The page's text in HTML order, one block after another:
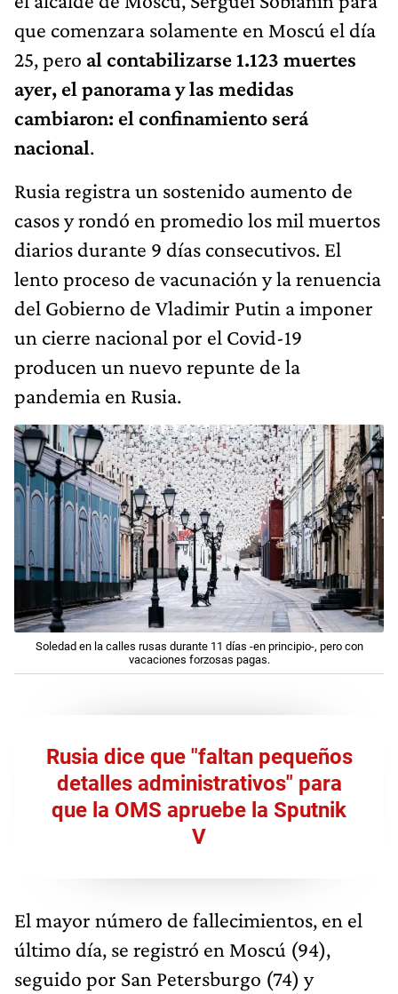
que comenzara solamente en Moscú el día
25, pero al contabilizarse 1.123 muertes
ayer, el panorama y las medidas
cambiaron: el confinamiento será
nacional.
Rusia registra un sostenido aumento de
casos y rondó en promedio los mil muertos
diarios durante 9 días consecutivos. El
lento proceso de vacunación y la renuencia
del Gobierno de Vladimir Putin a imponer
un cierre nacional por el Covid-19
producen un nuevo repunte de la
pandemia en Rusia.
Soledad en la calles rusas durante 11 días -en principio-, pero con
vacaciones forzosas pagas.
Rusia dice que "faltan pequeños
detalles administrativos" para
que la OMS apruebe la Sputnik
V
El mayor número de fallecimientos, en el
último día, se registró en Moscú (94),
seguido por San Petersburgo (74) y